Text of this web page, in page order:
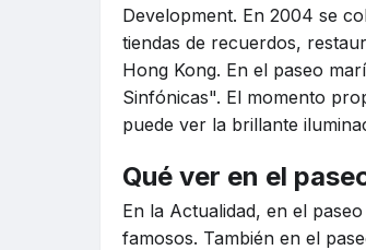
Development. En 2004 se
tiendas de recuerdos,
Hong Kong. En el paseo
Sinfónicas". El momento
puede ver la brillante
Qué ver en el
En la Actualidad, en el
famosos. También en el